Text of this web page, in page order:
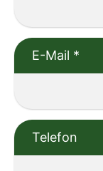
E-Mail *
Telefon